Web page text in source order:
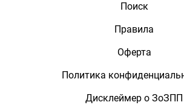
Поиск
Правила
Оферта
Политика
Дисклеймер о ЗоЗПП